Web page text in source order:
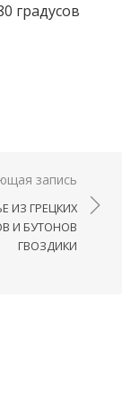
градусов
запись
ИЗ ГРЕЦКИХ
И БУТОНОВ
ГВОЗДИКИ